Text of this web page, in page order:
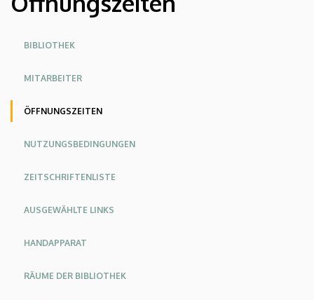
Oldalmenü
BIBLIOTHEK
MITARBEITER
ÖFFNUNGSZEITEN
NUTZUNGSBEDINGUNGEN
ZEITSCHRIFTENLISTE
AUSGEWÄHLTE LINKS
HANDAPPARAT
RÄUME DER BIBLIOTHEK